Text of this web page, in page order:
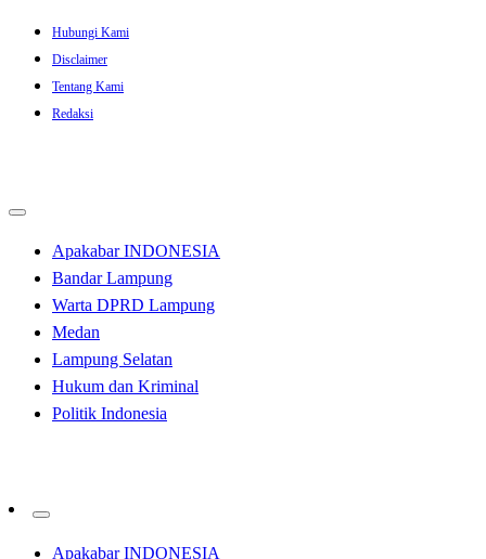
Skip
content
Hubungi Kami
Disclaimer
Tentang Kami
Redaksi
Apakabar INDONESIA
Bandar Lampung
Warta DPRD Lampung
Medan
Lampung Selatan
Hukum dan Kriminal
Politik Indonesia
Apakabar INDONESIA